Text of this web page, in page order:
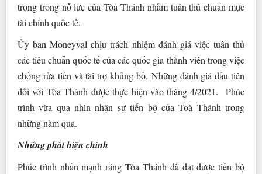
trọng trong nỗ lực của Tòa Thánh nhằm tuân thủ chuẩn mực
tài chính quốc tế.
Ủy ban Moneyval chịu trách nhiệm đánh giá việc tuân thủ
các tiêu chuẩn quốc tế của các quốc gia thành viên trong việc
chống rửa tiền và tài trợ khủng bố. Những đánh giá đầu tiên
đối với Tòa Thánh được thực hiện vào tháng 4/2021. Phúc
trình vừa qua nhìn nhận sự tiến bộ của Toà Thánh trong
những năm qua.
Những phát hiện chính
Phúc trình nhấn mạnh rằng Tòa Thánh đã đạt được tiến bộ